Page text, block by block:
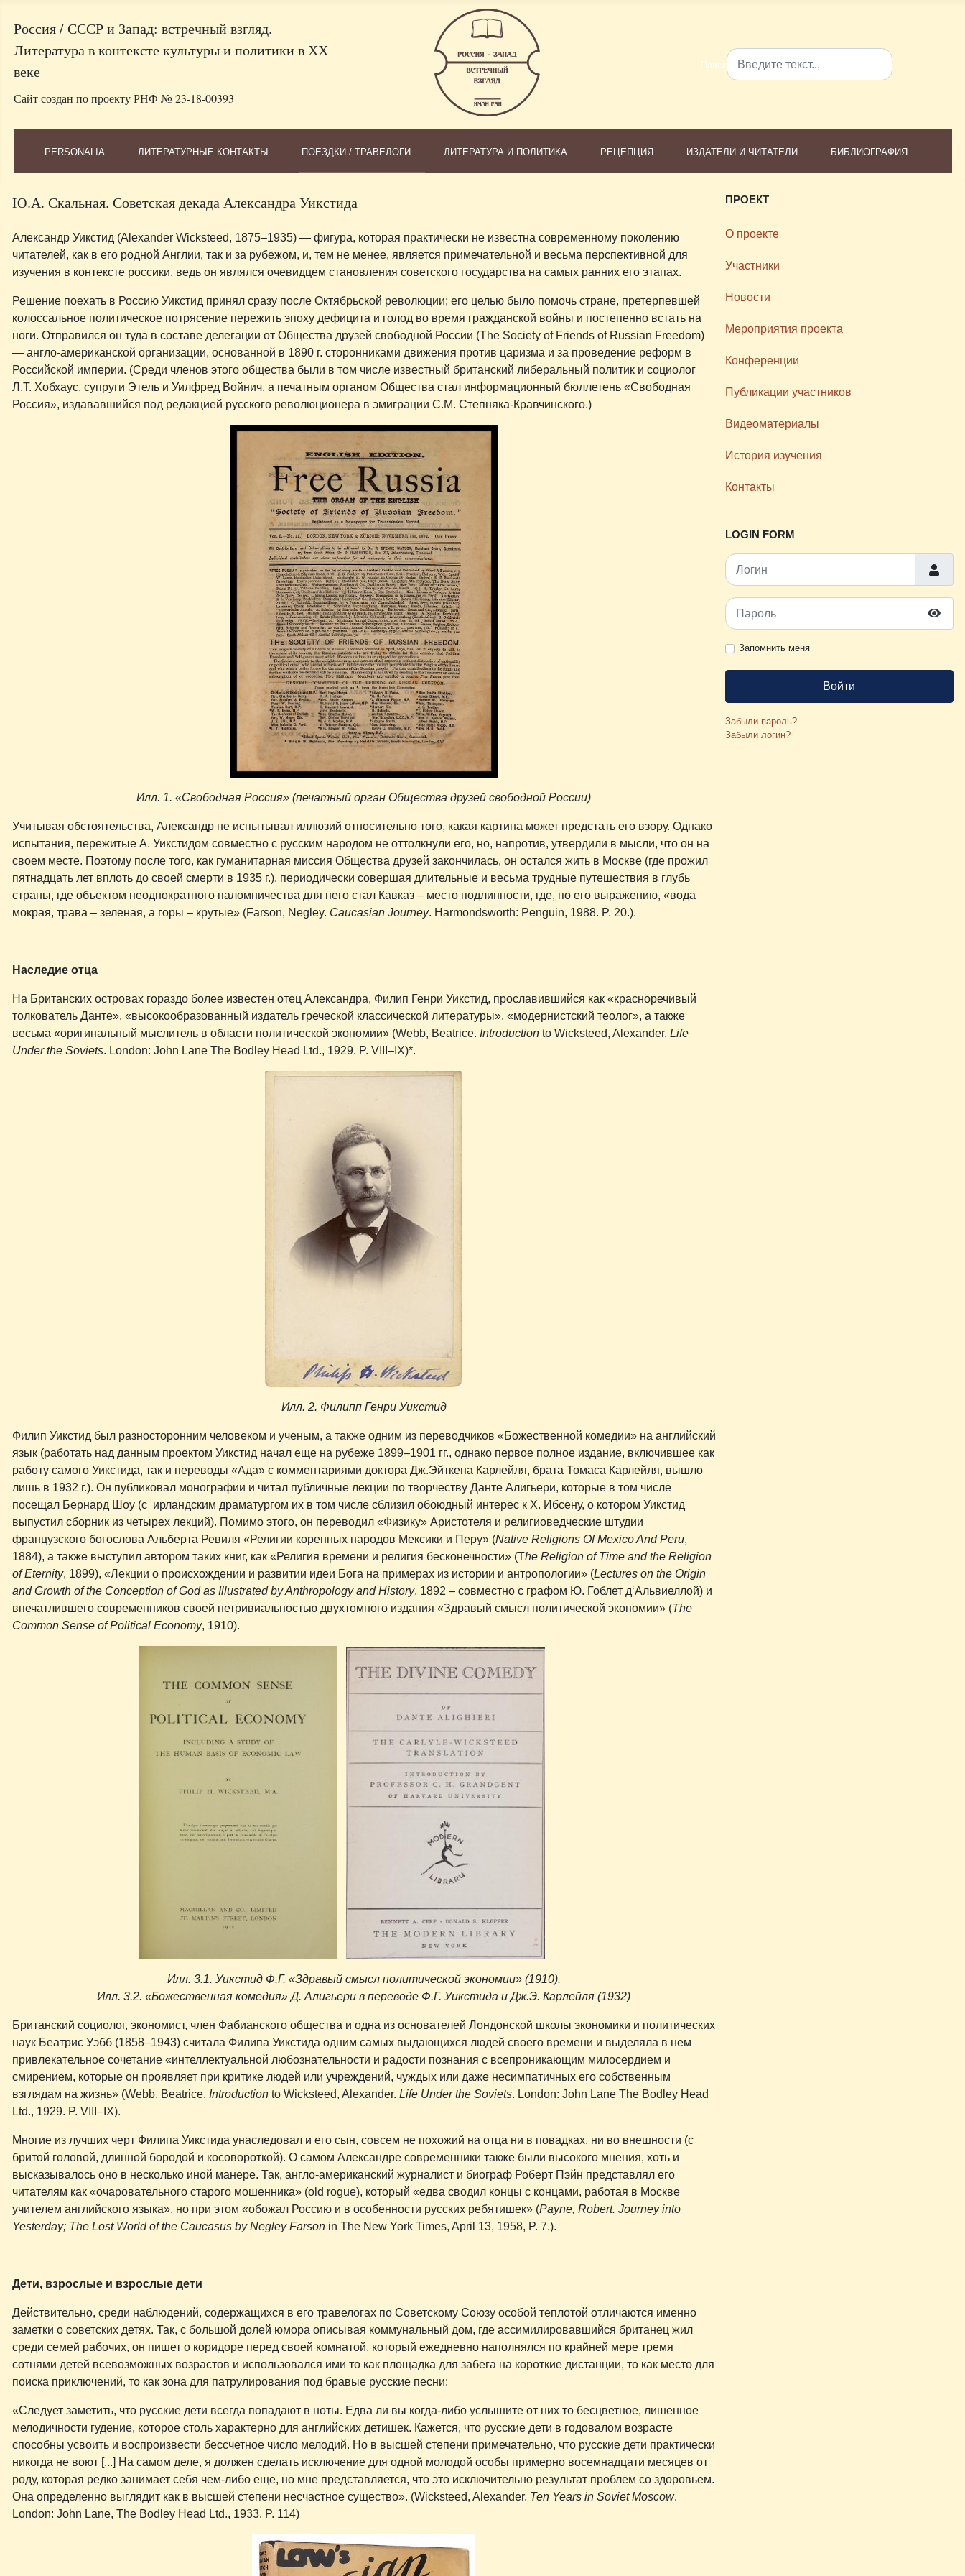
Россия / СССР и Запад: встречный взгляд.
Литература в контексте культуры и политики в ХХ
веке
Сайт создан по проекту РНФ № 23-18-00393
Поиск
PERSONALIA ЛИТЕРАТУРНЫЕ КОНТАКТЫ ПОЕЗДКИ / ТРАВЕЛОГИ ЛИТЕРАТУРА И ПОЛИТИКА РЕЦЕПЦИЯ ИЗДАТЕЛИ И ЧИТАТЕЛИ БИБЛИОГРАФИЯ
Ю.А. Скальная. Советская декада Александра Уикстида
Александр Уикстид (Alexander Wicksteed, 1875–1935) — фигура, которая практически не известна современному поколению
читателей, как в его родной Англии, так и за рубежом, и, тем не менее, является примечательной и весьма перспективной для
изучения в контексте россики, ведь он являлся очевидцем становления советского государства на самых ранних его этапах.
Решение поехать в Россию Уикстид принял сразу после Октябрьской революции; его целью было помочь стране, претерпевшей
колоссальное политическое потрясение пережить эпоху дефицита и голод во время гражданской войны и постепенно встать на
ноги. Отправился он туда в составе делегации от Общества друзей свободной России (The Society of Friends of Russian Freedom)
— англо-американской организации, основанной в 1890 г. сторонниками движения против царизма и за проведение реформ в
Российской империи. (Среди членов этого общества были в том числе известный британский либеральный политик и социолог
Л.Т. Хобхаус, супруги Этель и Уилфред Войнич, а печатным органом Общества стал информационный бюллетень «Свободная
Россия», издававшийся под редакцией русского революционера в эмиграции С.М. Степняка-Кравчинского.)
Илл. 1. «Свободная Россия» (печатный орган Общества друзей свободной России)
Учитывая обстоятельства, Александр не испытывал иллюзий относительно того, какая картина может предстать его взору. Однако
испытания, пережитые А. Уикстидом совместно с русским народом не оттолкнули его, но, напротив, утвердили в мысли, что он на
своем месте. Поэтому после того, как гуманитарная миссия Общества друзей закончилась, он остался жить в Москве (где прожил
пятнадцать лет вплоть до своей смерти в 1935 г.), периодически совершая длительные и весьма трудные путешествия в глубь
страны, где объектом неоднократного паломничества для него стал Кавказ – место подлинности, где, по его выражению, «вода
мокрая, трава – зеленая, а горы – крутые» (Farson, Negley. Caucasian Journey. Harmondsworth: Penguin, 1988. P. 20.).
Наследие отца
На Британских островах гораздо более известен отец Александра, Филип Генри Уикстид, прославившийся как «красноречивый
толкователь Данте», «высокообразованный издатель греческой классической литературы», «модернистский теолог», а также
весьма «оригинальный мыслитель в области политической экономии» (Webb, Beatrice. Introductionto Wicksteed, Alexander. Life
Under the Soviets. London: John Lane The Bodley Head Ltd., 1929. P. VIII–IX)*.
Илл. 2. Филипп Генри Уикстид
Филип Уикстид был разносторонним человеком и ученым, а также одним из переводчиков «Божественной комедии» на английский
язык (работать над данным проектом Уикстид начал еще на рубеже 1899–1901 гг., однако первое полное издание, включившее как
работу самого Уикстида, так и переводы «Ада» с комментариями доктора Дж.Эйткена Карлейля, брата Томаса Карлейля, вышло
лишь в 1932 г.). Он публиковал монографии и читал публичные лекции по творчеству Данте Алигьери, которые в том числе
посещал Бернард Шоу (с ирландским драматургом их в том числе сблизил обоюдный интерес к Х. Ибсену, о котором Уикстид
выпустил сборник из четырех лекций). Помимо этого, он переводил «Физику» Аристотеля и религиоведческие штудии
французского богослова Альберта Ревиля «Религии коренных народов Мексики и Перу» (Native Religions Of Mexico And Peru,
1884), а также выступил автором таких книг, как «Религия времени и религия бесконечности» (The Religion of Time and the Religion
of Eternity, 1899), «Лекции о происхождении и развитии идеи Бога на примерах из истории и антропологии» (Lectures on the Origin
and Growth of the Conception of God as Illustrated by Anthropology and History, 1892 – совместно с графом Ю. Гоблет д‘Альвиеллой) и
впечатлившего современников своей нетривиальностью двухтомного издания «Здравый смысл политической экономии» (The
Common Sense of Political Economy, 1910).
Илл. 3.1. Уикстид Ф.Г. «Здравый смысл политической экономии» (1910).
Илл. 3.2. «Божественная комедия» Д. Алигьери в переводе Ф.Г. Уикстида и Дж.Э. Карлейля (1932)
Британский социолог, экономист, член Фабианского общества и одна из основателей Лондонской школы экономики и политических
наук Беатрис Уэбб (1858–1943) считала Филипа Уикстида одним самых выдающихся людей своего времени и выделяла в нем
привлекательное сочетание «интеллектуальной любознательности и радости познания с всепроникающим милосердием и
смирением, которые он проявляет при критике людей или учреждений, чуждых или даже несимпатичных его собственным
взглядам на жизнь» (Webb, Beatrice. Introductionto Wicksteed, Alexander. Life Under the Soviets. London: John Lane The Bodley Head
Ltd., 1929. P. VIII–IX).
Многие из лучших черт Филипа Уикстида унаследовал и его сын, совсем не похожий на отца ни в повадках, ни во внешности (с
бритой головой, длинной бородой и косовороткой). О самом Александре современники также были высокого мнения, хоть и
высказывалось оно в несколько иной манере. Так, англо-американский журналист и биограф Роберт Пэйн представлял его
читателям как «очаровательного старого мошенника» (old rogue), который «едва сводил концы с концами, работая в Москве
учителем английского языка», но при этом «обожал Россию и в особенности русских ребятишек» (Payne, Robert. Journey into
Yesterday; The Lost World of the Caucasus by Negley Farsonin The New York Times, April 13, 1958, P. 7.).
Дети, взрослые и взрослые дети
Действительно, среди наблюдений, содержащихся в его травелогах по Советскому Союзу особой теплотой отличаются именно
заметки о советских детях. Так, с большой долей юмора описывая коммунальный дом, где ассимилировавшийся британец жил
среди семей рабочих, он пишет о коридоре перед своей комнатой, который ежедневно наполнялся по крайней мере тремя
сотнями детей всевозможных возрастов и использовался ими то как площадка для забега на короткие дистанции, то как место для
поиска приключений, то как зона для патрулирования под бравые русские песни:
«Следует заметить, что русские дети всегда попадают в ноты. Едва ли вы когда-либо услышите от них то бесцветное, лишенное
мелодичности гудение, которое столь характерно для английских детишек. Кажется, что русские дети в годовалом возрасте
способны усвоить и воспроизвести бессчетное число мелодий. Но в высшей степени примечательно, что русские дети практически
никогда не воют [...] На самом деле, я должен сделать исключение для одной молодой особы примерно восемнадцати месяцев от
роду, которая редко занимает себя чем-либо еще, но мне представляется, что это исключительно результат проблем со здоровьем.
Она определенно выглядит как в высшей степени несчастное существо». (Wicksteed, Alexander. Ten Years in Soviet Moscow.
London: John Lane, The Bodley Head Ltd., 1933. P. 114)
ПРОЕКТ
О проекте
Участники
Новости
Мероприятия проекта
Конференции
Публикации участников
Видеоматериалы
История изучения
Контакты
LOGIN FORM
Логин
Пароль
Запомнить меня
Войти
Забыли пароль?
Забыли логин?